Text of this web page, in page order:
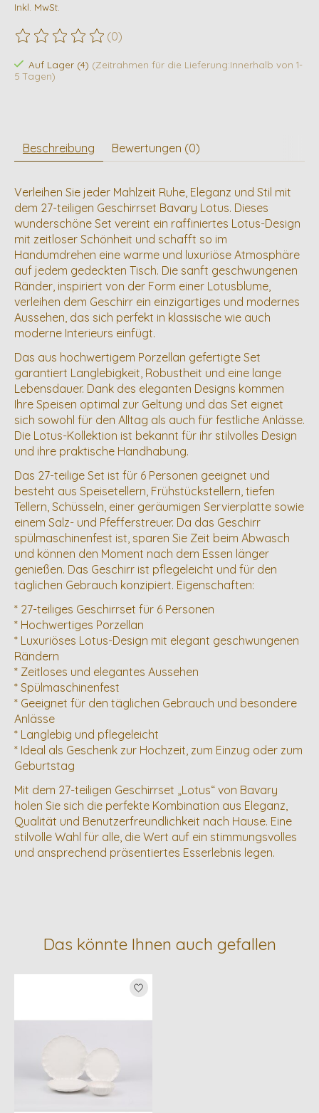
Inkl. MwSt.
Die Bewertung dieses Produkts ist
(0)
Auf Lager (4) (Zeitrahmen für die Lieferung:Innerhalb von 1-
5 Tagen)
Beschreibung Bewertungen (0)
Verleihen Sie jeder Mahlzeit Ruhe, Eleganz und Stil mit
dem 27-teiligen Geschirrset Bavary Lotus. Dieses
wunderschöne Set vereint ein raffiniertes Lotus-Design
mit zeitloser Schönheit und schafft so im
Handumdrehen eine warme und luxuriöse Atmosphäre
auf jedem gedeckten Tisch. Die sanft geschwungenen
Ränder, inspiriert von der Form einer Lotusblume,
verleihen dem Geschirr ein einzigartiges und modernes
Aussehen, das sich perfekt in klassische wie auch
moderne Interieurs einfügt.
Das aus hochwertigem Porzellan gefertigte Set
garantiert Langlebigkeit, Robustheit und eine lange
Lebensdauer. Dank des eleganten Designs kommen
Ihre Speisen optimal zur Geltung und das Set eignet
sich sowohl für den Alltag als auch für festliche Anlässe.
Die Lotus-Kollektion ist bekannt für ihr stilvolles Design
und ihre praktische Handhabung.
Das 27-teilige Set ist für 6 Personen geeignet und
besteht aus Speisetellern, Frühstückstellern, tiefen
Tellern, Schüsseln, einer geräumigen Servierplatte sowie
einem Salz- und Pfefferstreuer. Da das Geschirr
spülmaschinenfest ist, sparen Sie Zeit beim Abwasch
und können den Moment nach dem Essen länger
genießen. Das Geschirr ist pflegeleicht und für den
täglichen Gebrauch konzipiert. Eigenschaften:
* 27-teiliges Geschirrset für 6 Personen
* Hochwertiges Porzellan
* Luxuriöses Lotus-Design mit elegant geschwungenen
Rändern
* Zeitloses und elegantes Aussehen
* Spülmaschinenfest
* Geeignet für den täglichen Gebrauch und besondere
Anlässe
* Langlebig und pflegeleicht
* Ideal als Geschenk zur Hochzeit, zum Einzug oder zum
Geburtstag
Mit dem 27-teiligen Geschirrset „Lotus“ von Bavary
holen Sie sich die perfekte Kombination aus Eleganz,
Qualität und Benutzerfreundlichkeit nach Hause. Eine
stilvolle Wahl für alle, die Wert auf ein stimmungsvolles
und ansprechend präsentiertes Esserlebnis legen.
Das könnte Ihnen auch gefallen
Produkt-Karussell-Artikel